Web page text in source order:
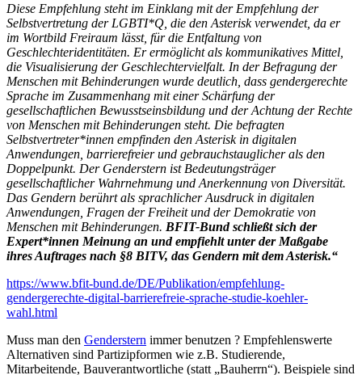
Diese Empfehlung steht im Einklang mit der Empfehlung der
Selbstvertretung der LGBTI*Q, die den Asterisk verwendet, da er
im Wortbild Freiraum lässt, für die Entfaltung von
Geschlechteridentitäten. Er ermöglicht als kommunikatives Mittel,
die Visualisierung der Geschlechtervielfalt. In der Befragung der
Menschen mit Behinderungen wurde deutlich, dass gendergerechte
Sprache im Zusammenhang mit einer Schärfung der
gesellschaftlichen Bewusstseinsbildung und der Achtung der Rechte
von Menschen mit Behinderungen steht. Die befragten
Selbstvertreter*innen empfinden den Asterisk in digitalen
Anwendungen, barrierefreier und gebrauchstauglicher als den
Doppelpunkt. Der Genderstern ist Bedeutungsträger
gesellschaftlicher Wahrnehmung und Anerkennung von Diversität.
Das Gendern berührt als sprachlicher Ausdruck in digitalen
Anwendungen, Fragen der Freiheit und der Demokratie von
Menschen mit Behinderungen. BFIT-Bund schließt sich der
Expert*innen Meinung an und empfiehlt unter der Maßgabe
ihres Auftrages nach §8 BITV, das Gendern mit dem Asterisk.“
https://www.bfit-bund.de/DE/Publikation/empfehlung-
gendergerechte-digital-barrierefreie-sprache-studie-koehler-
wahl.html
Muss man den Genderstern immer benutzen ? Empfehlenswerte
Alternativen sind Partizipformen wie z.B. Studierende,
Mitarbeitende, Bauverantwortliche (statt „Bauherrn“). Beispiele sind